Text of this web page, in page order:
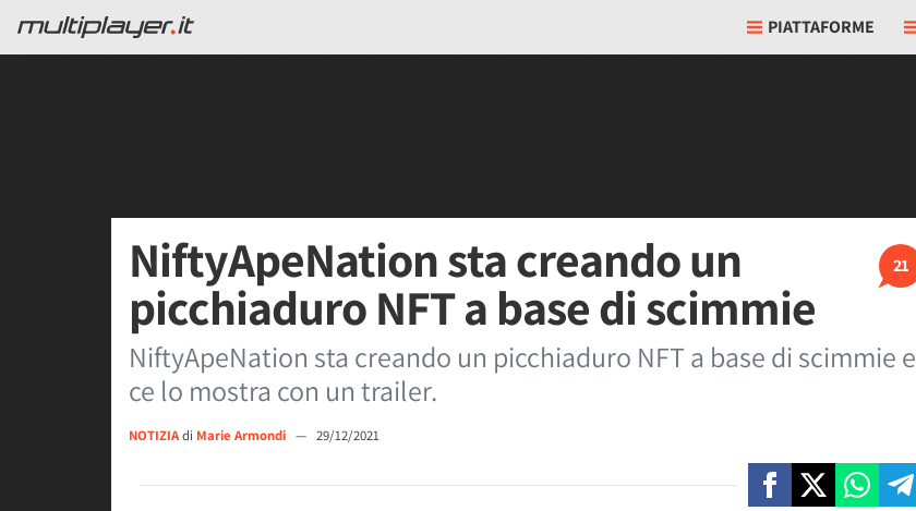
PIATTAFORME
21
NiftyApeNation sta creando un
picchiaduro NFT a base di scimmie
NiftyApeNation sta creando un picchiaduro NFT a base di scimmie e
ce lo mostra con un trailer.
NOTIZIAdi Marie Armondi — 29/12/2021